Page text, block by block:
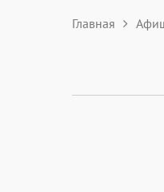
Главная